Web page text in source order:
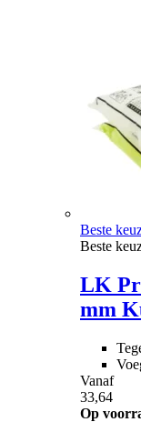
Beste
Beste
LK
mm
Vanaf
33,64
Op